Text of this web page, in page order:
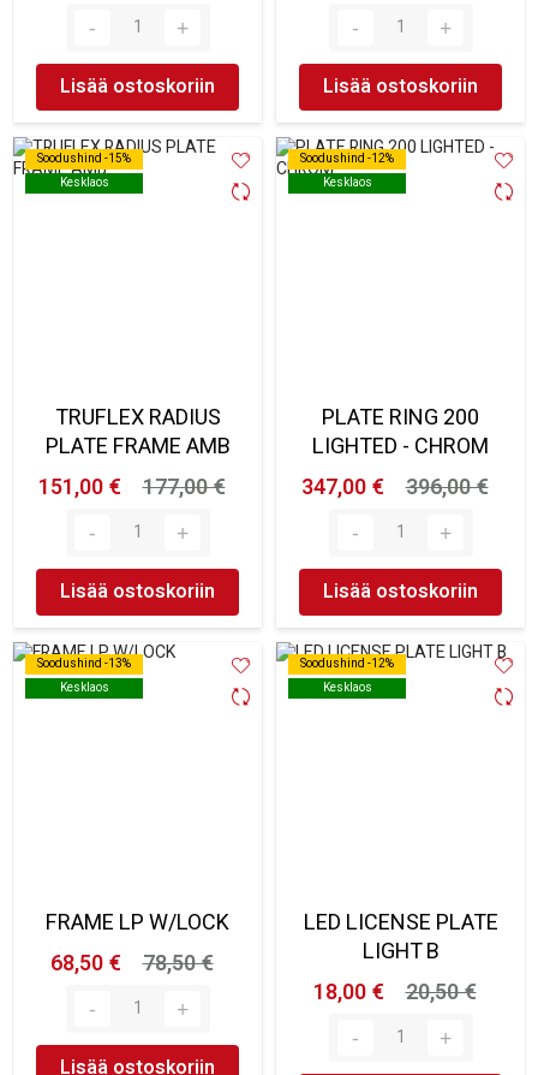
Lisää ostoskoriin Lisää ostoskoriin
Soodushind -15%
Kesklaos
Soodushind -15%
Kesklaos
TRUFLEX RADIUS
PLATE FRAME AMB
151,00 €
177,00 €
Lisää ostoskoriin
Soodushind -12%
Kesklaos
Soodushind -12%
Kesklaos
PLATE RING 200
LIGHTED - CHROM
347,00 €
396,00 €
Lisää ostoskoriin
Soodushind -13%
Kesklaos
Soodushind -13%
Kesklaos
FRAME LP W/LOCK
68,50 €
78,50 €
Lisää ostoskoriin
Soodushind -12%
Kesklaos
Soodushind -12%
Kesklaos
LED LICENSE PLATE
LIGHT B
18,00 €
20,50 €